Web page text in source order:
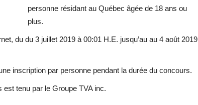
personne résidant au Québec âgée de 18 ans ou
plus.
du du 3 juillet 2019 à 00:01 H.E. jusqu’au au 4 août 2019
inscription par personne pendant la durée du concours.
est tenu par le Groupe TVA inc.